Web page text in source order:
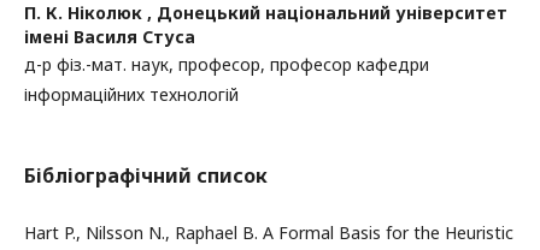
П. К. Ніколюк , Донецький національний університет
імені Василя Стуса
д-р фіз.-мат. наук, професор, професор кафедри
інформаційних технологій
Бібліографічний список
Hart P., Nilsson N., Raphael B. A Formal Basis for the Heuristic